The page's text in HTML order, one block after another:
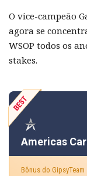
O vice-campeão
agora se
WSOP todos os
stakes.
Americas
Bônus do GipsyTeam